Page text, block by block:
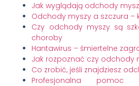
Jak wyglądają odchody
Odchody myszy a szczura –
Czy odchody myszy są
choroby
Hantawirus – śmiertelne
Jak rozpoznać czy odchody
Co zrobić, jeśli znajdziesz
Profesjonalna